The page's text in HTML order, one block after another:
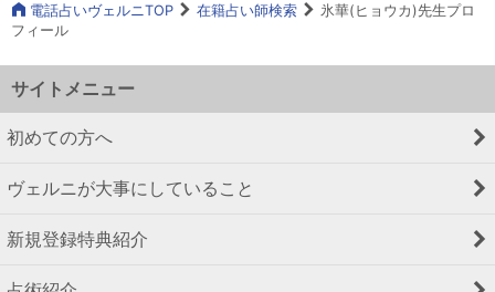
電話占いヴェルニTOP 在籍占い師検索
氷華(ヒョウカ)先生プロ
フィール
サイトメニュー
初めての方へ
ヴェルニが大事にしていること
新規登録特典紹介